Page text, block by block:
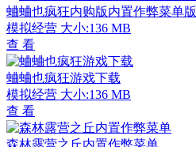
蛐蛐也疯狂内购版内置作弊菜单版
模拟经营 大小:136 MB
查 看
蛐蛐也疯狂游戏下载
模拟经营 大小:136 MB
查 看